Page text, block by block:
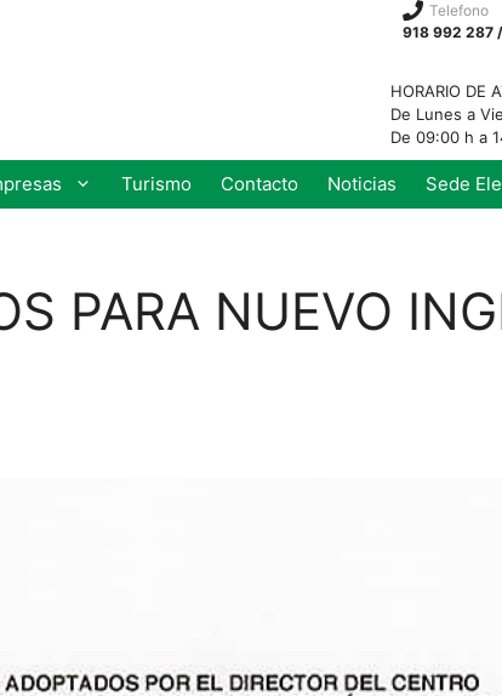
Telefono
918 992 287
HORARIO DE
De Lunes a
De 09:00 h a
Turismo Contacto Noticias Sede
PARA NUEVO